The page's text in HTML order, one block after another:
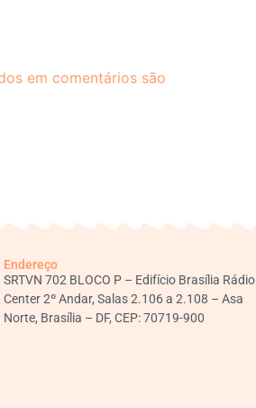
em comentários são
Endereço
SRTVN 702 BLOCO P – Edifício Brasília Rádio
Center 2º Andar, Salas 2.106 a 2.108 – Asa
Norte, Brasília – DF, CEP: 70719-900